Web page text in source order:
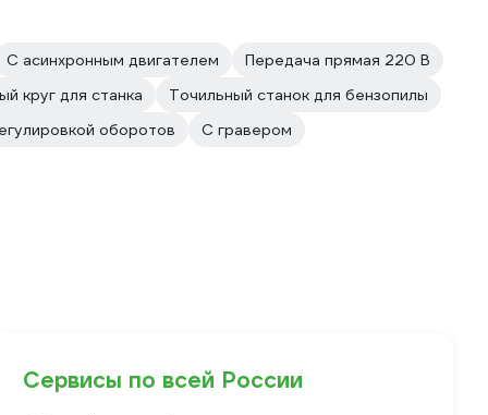
С асинхронным двигателем
Передача прямая 220 В
круг для станка
Точильный станок для бензопилы
оборотов
С гравером
Сервисы по всей России